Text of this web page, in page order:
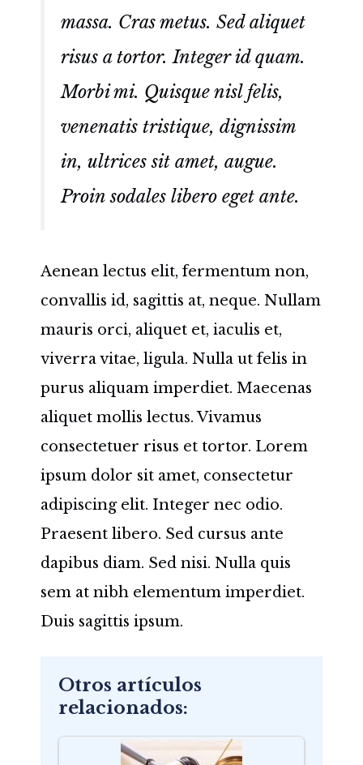
massa. Cras metus. Sed aliquet
risus a tortor. Integer id quam.
Morbi mi. Quisque nisl felis,
venenatis tristique, dignissim
in, ultrices sit amet, augue.
Proin sodales libero eget ante.
Aenean lectus elit, fermentum non,
convallis id, sagittis at, neque. Nullam
mauris orci, aliquet et, iaculis et,
viverra vitae, ligula. Nulla ut felis in
purus aliquam imperdiet. Maecenas
aliquet mollis lectus. Vivamus
consectetuer risus et tortor. Lorem
ipsum dolor sit amet, consectetur
adipiscing elit. Integer nec odio.
Praesent libero. Sed cursus ante
dapibus diam. Sed nisi. Nulla quis
sem at nibh elementum imperdiet.
Duis sagittis ipsum.
Otros artículos
relacionados: